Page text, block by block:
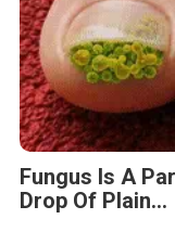
Fungus Is A
Drop Of Plain...